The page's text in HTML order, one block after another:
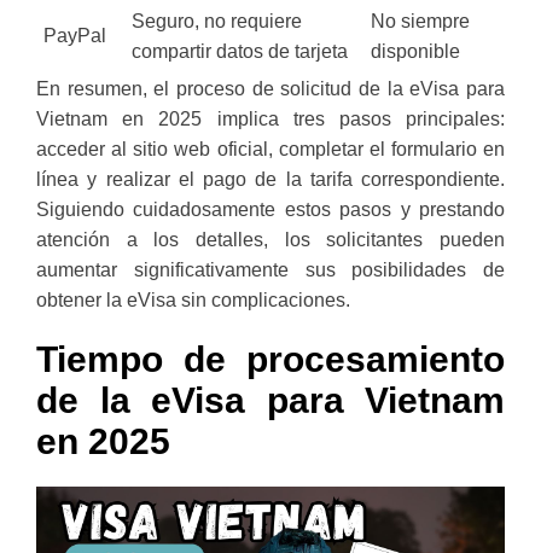
PayPal
Seguro, no requiere
compartir datos de tarjeta
No siempre
disponible
En resumen, el proceso de solicitud de la eVisa para
Vietnam en 2025 implica tres pasos principales:
acceder al sitio web oficial, completar el formulario en
línea y realizar el pago de la tarifa correspondiente.
Siguiendo cuidadosamente estos pasos y prestando
atención a los detalles, los solicitantes pueden
aumentar significativamente sus posibilidades de
obtener la eVisa sin complicaciones.
Tiempo de procesamiento
de la eVisa para Vietnam
en 2025